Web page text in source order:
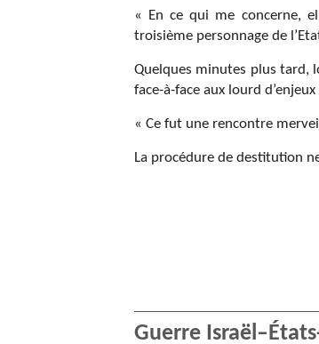
« En ce qui me concerne,
troisième personnage de
Quelques minutes plus tard,
face-à-face aux lourd
« Ce fut une rencontre
La procédure de destitution
Guerre